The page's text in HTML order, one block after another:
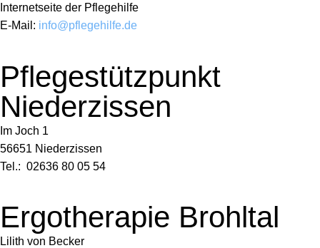
Internetseite der Pflegehilfe
E-Mail: info@pflegehilfe.de
Pflegestützpunkt
Niederzissen
Im Joch 1
56651 Niederzissen
Tel.: 02636 80 05 54
Ergotherapie Brohltal
Lilith von Becker